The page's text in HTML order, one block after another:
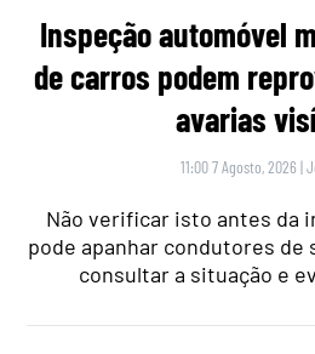
Inspeção automóvel
de carros podem
avarias
11:00 7 Agosto, 2026 |
Não verificar isto antes da
pode apanhar condutores de
consultar a situação e